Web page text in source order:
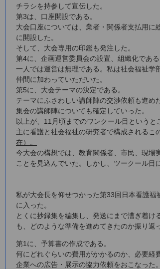
チラシを持参して宣伝した。
第3は、口座開設である。
大会口座については、業者・関係者支払用に
に開設した。
そして、大会専用の印鑑も発注した。
第4に、企画運営委員会の設置、組織化である
一人では運営は無理である。私は社会福祉学
仲間に加わっていただいた。
第5に、大会テーマの決定である。
テーマにふさわしい講師陣の交渉依頼も進
集会の講師陣についても確定していった。
以上が、11月頃までのワンクール目というと
主に看護と社会福祉の研究者で構成される
在）。
今大会の構想では、教育関係者、市民、現場
ことを見込んでいた。しかし、ツークール目
私が大会長を仰せつかった第33回日本看護
に入った。
とくに抄録集を編集し、発送にまで漕ぎ着け
も、どのような準備を進めてきたのか振り返
第1に、予算書の作成である。
何にどれぐらいの費用がかかるのか、必要経
企業への広告・展示の協力依頼をおこなった。